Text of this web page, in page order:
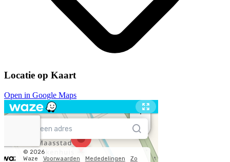
Locatie op Kaart
Open in Google Maps